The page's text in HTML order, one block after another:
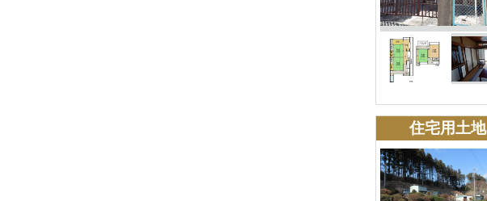
住宅用土地